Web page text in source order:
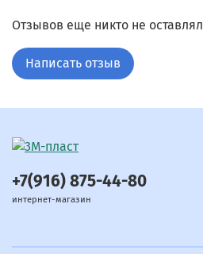
Отзывов еще никто не оставлял
Написать отзыв
+7(916) 875-44-80
интернет-магазин